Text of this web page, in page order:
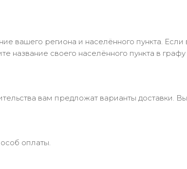
вашего региона и населённого пункта.
название своего населённого пункта в
вам предложат варианты доставки.
оплаты.